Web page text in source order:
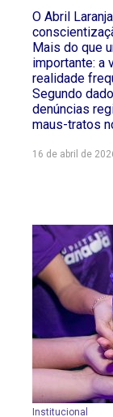
O Abril
Mais do que
importante: a
realidade
Segundo
denúncias
maus-tratos
16 de abril de
Institucional